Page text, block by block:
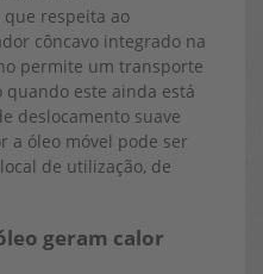
respeita ao
côncavo integrado na
permite um transporte
este ainda está
deslocamento suave
a óleo móvel pode ser
de utilização, de
geram calor